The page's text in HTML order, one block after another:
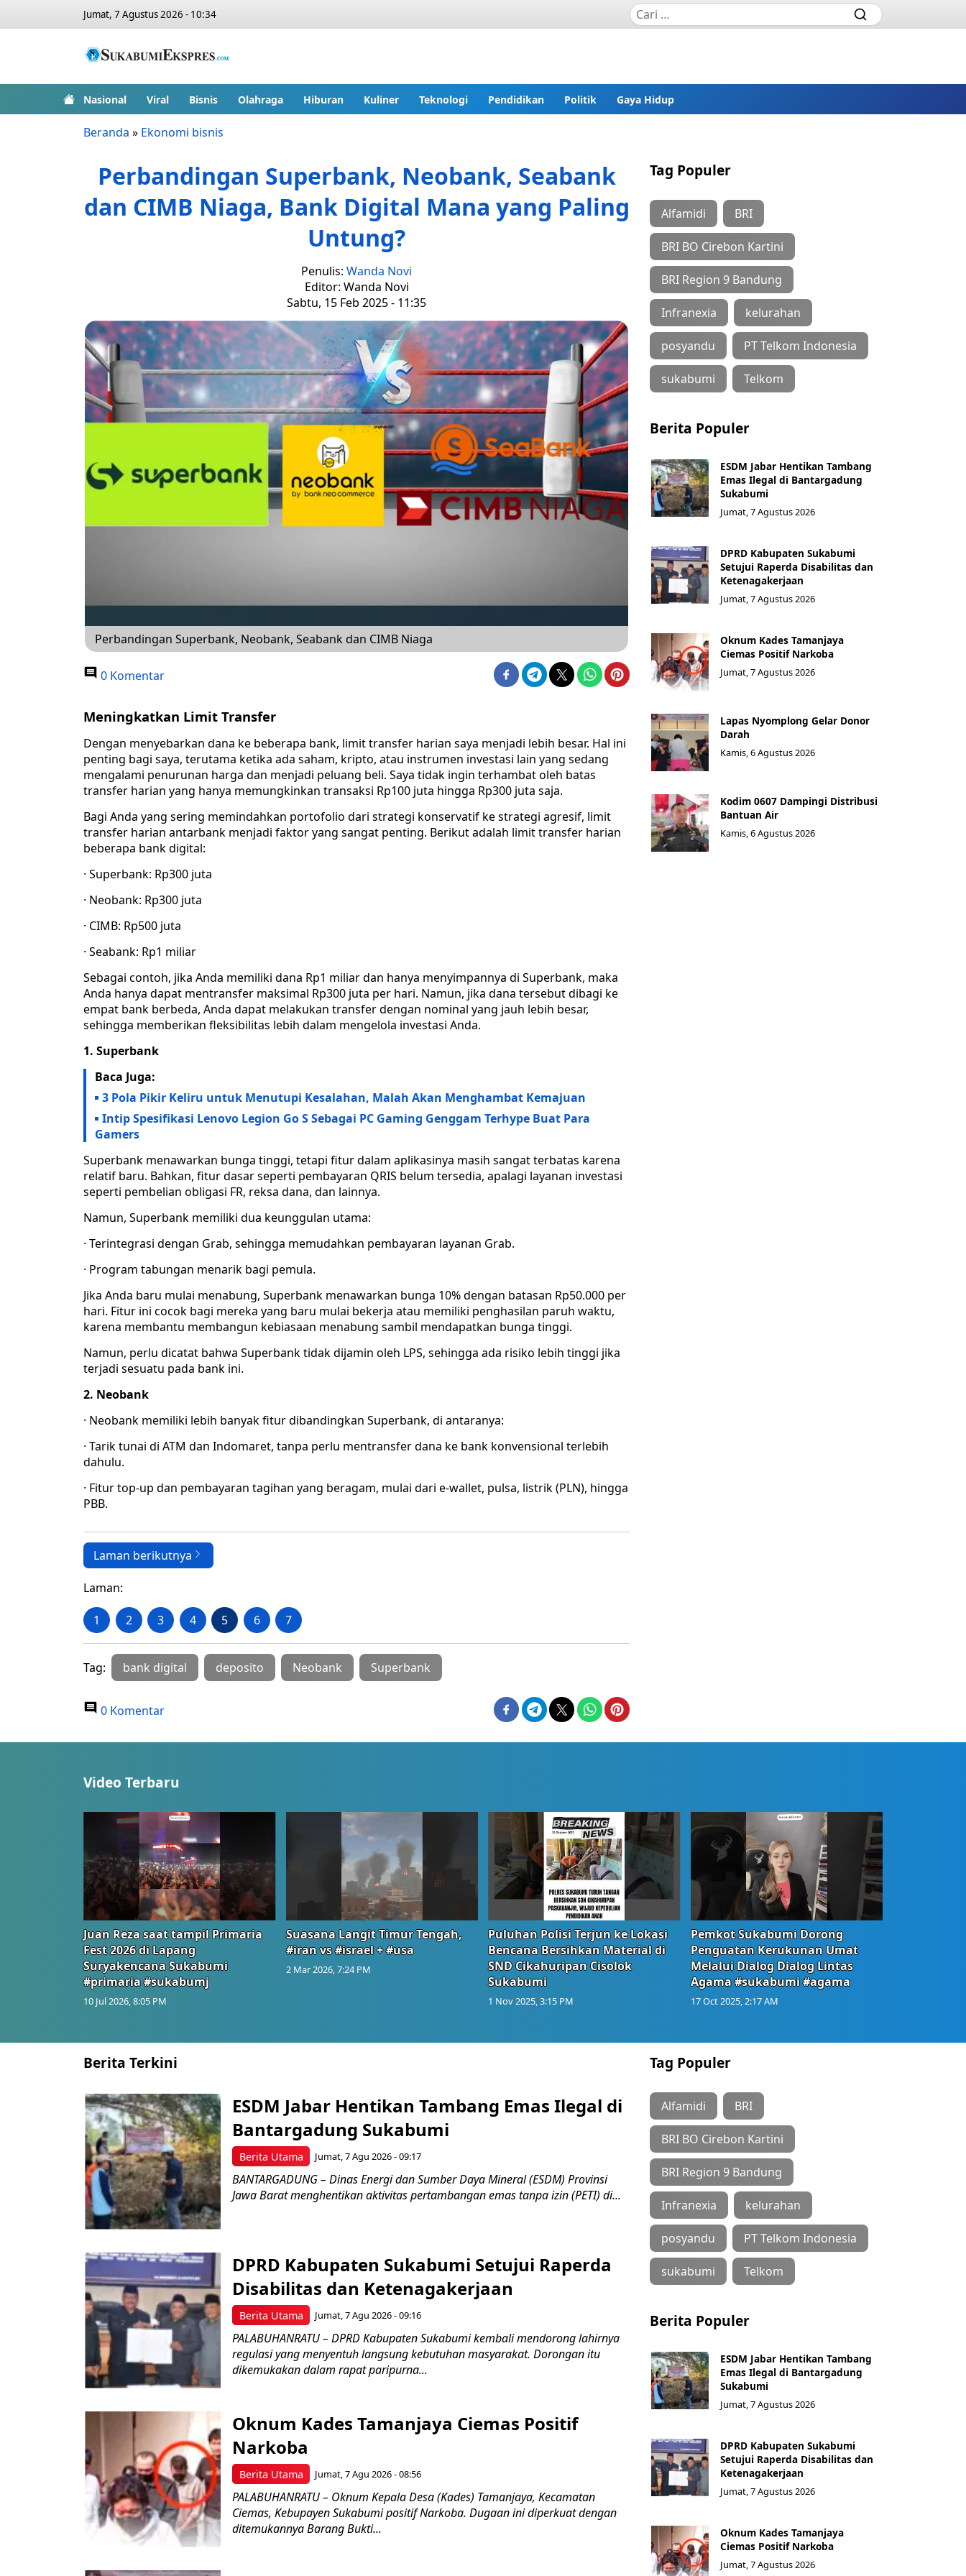
Jumat, 7 Agustus 2026 - 10:34
Nasional Viral Bisnis Olahraga Hiburan Kuliner Teknologi Pendidikan Politik Gaya Hidup
Beranda » Ekonomi bisnis
Perbandingan Superbank, Neobank, Seabank
dan CIMB Niaga, Bank Digital Mana yang Paling
Untung?
Penulis: Wanda Novi
Editor: Wanda Novi
Sabtu, 15 Feb 2025 - 11:35
Perbandingan Superbank, Neobank, Seabank dan CIMB Niaga
0 Komentar
Meningkatkan Limit Transfer
Dengan menyebarkan dana ke beberapa bank, limit transfer harian saya menjadi lebih besar. Hal ini
penting bagi saya, terutama ketika ada saham, kripto, atau instrumen investasi lain yang sedang
mengalami penurunan harga dan menjadi peluang beli. Saya tidak ingin terhambat oleh batas
transfer harian yang hanya memungkinkan transaksi Rp100 juta hingga Rp300 juta saja.
Bagi Anda yang sering memindahkan portofolio dari strategi konservatif ke strategi agresif, limit
transfer harian antarbank menjadi faktor yang sangat penting. Berikut adalah limit transfer harian
beberapa bank digital:
· Superbank: Rp300 juta
· Neobank: Rp300 juta
· CIMB: Rp500 juta
· Seabank: Rp1 miliar
Sebagai contoh, jika Anda memiliki dana Rp1 miliar dan hanya menyimpannya di Superbank, maka
Anda hanya dapat mentransfer maksimal Rp300 juta per hari. Namun, jika dana tersebut dibagi ke
empat bank berbeda, Anda dapat melakukan transfer dengan nominal yang jauh lebih besar,
sehingga memberikan fleksibilitas lebih dalam mengelola investasi Anda.
1. Superbank
Baca Juga:
3 Pola Pikir Keliru untuk Menutupi Kesalahan, Malah Akan Menghambat Kemajuan
Intip Spesifikasi Lenovo Legion Go S Sebagai PC Gaming Genggam Terhype Buat Para
Gamers
Superbank menawarkan bunga tinggi, tetapi fitur dalam aplikasinya masih sangat terbatas karena
relatif baru. Bahkan, fitur dasar seperti pembayaran QRIS belum tersedia, apalagi layanan investasi
seperti pembelian obligasi FR, reksa dana, dan lainnya.
Namun, Superbank memiliki dua keunggulan utama:
· Terintegrasi dengan Grab, sehingga memudahkan pembayaran layanan Grab.
· Program tabungan menarik bagi pemula.
Jika Anda baru mulai menabung, Superbank menawarkan bunga 10% dengan batasan Rp50.000 per
hari. Fitur ini cocok bagi mereka yang baru mulai bekerja atau memiliki penghasilan paruh waktu,
karena membantu membangun kebiasaan menabung sambil mendapatkan bunga tinggi.
Namun, perlu dicatat bahwa Superbank tidak dijamin oleh LPS, sehingga ada risiko lebih tinggi jika
terjadi sesuatu pada bank ini.
2. Neobank
· Neobank memiliki lebih banyak fitur dibandingkan Superbank, di antaranya:
· Tarik tunai di ATM dan Indomaret, tanpa perlu mentransfer dana ke bank konvensional terlebih
dahulu.
· Fitur top-up dan pembayaran tagihan yang beragam, mulai dari e-wallet, pulsa, listrik (PLN), hingga
PBB.
Laman berikutnya
Laman:
1 2 3 4 5 6 7
Tag: bank digital deposito Neobank Superbank
0 Komentar
Tag Populer
Alfamidi BRI
BRI BO Cirebon Kartini
BRI Region 9 Bandung
Infranexia kelurahan
posyandu PT Telkom Indonesia
sukabumi Telkom
Berita Populer
ESDM Jabar Hentikan Tambang
Emas Ilegal di Bantargadung
Sukabumi
Jumat, 7 Agustus 2026
DPRD Kabupaten Sukabumi
Setujui Raperda Disabilitas dan
Ketenagakerjaan
Jumat, 7 Agustus 2026
Oknum Kades Tamanjaya
Ciemas Positif Narkoba
Jumat, 7 Agustus 2026
Lapas Nyomplong Gelar Donor
Darah
Kamis, 6 Agustus 2026
Kodim 0607 Dampingi Distribusi
Bantuan Air
Kamis, 6 Agustus 2026
Video Terbaru
Juan Reza saat tampil Primaria
Fest 2026 di Lapang
Suryakencana Sukabumi
#primaria #sukabumj
10 Jul 2026, 8:05 PM
Suasana Langit Timur Tengah,
#iran vs #israel + #usa
2 Mar 2026, 7:24 PM
Puluhan Polisi Terjun ke Lokasi
Bencana Bersihkan Material di
SND Cikahuripan Cisolok
Sukabumi
1 Nov 2025, 3:15 PM
Pemkot Sukabumi Dorong
Penguatan Kerukunan Umat
Melalui Dialog Dialog Lintas
Agama #sukabumi #agama
17 Oct 2025, 2:17 AM
Berita Terkini
Berita Utama
ESDM Jabar Hentikan Tambang Emas Ilegal di
Bantargadung Sukabumi
Jumat, 7 Agu 2026 - 09:17
BANTARGADUNG – Dinas Energi dan Sumber Daya Mineral (ESDM) Provinsi
Jawa Barat menghentikan aktivitas pertambangan emas tanpa izin (PETI) di...
Berita Utama
DPRD Kabupaten Sukabumi Setujui Raperda
Disabilitas dan Ketenagakerjaan
Jumat, 7 Agu 2026 - 09:16
PALABUHANRATU – DPRD Kabupaten Sukabumi kembali mendorong lahirnya
regulasi yang menyentuh langsung kebutuhan masyarakat. Dorongan itu
dikemukakan dalam rapat paripurna...
Berita Utama
Oknum Kades Tamanjaya Ciemas Positif
Narkoba
Jumat, 7 Agu 2026 - 08:56
PALABUHANRATU – Oknum Kepala Desa (Kades) Tamanjaya, Kecamatan
Ciemas, Kebupayen Sukabumi positif Narkoba. Dugaan ini diperkuat dengan
ditemukannya Barang Bukti...
Tag Populer
Alfamidi BRI
BRI BO Cirebon Kartini
BRI Region 9 Bandung
Infranexia kelurahan
posyandu PT Telkom Indonesia
sukabumi Telkom
Berita Populer
ESDM Jabar Hentikan Tambang
Emas Ilegal di Bantargadung
Sukabumi
Jumat, 7 Agustus 2026
DPRD Kabupaten Sukabumi
Setujui Raperda Disabilitas dan
Ketenagakerjaan
Jumat, 7 Agustus 2026
Oknum Kades Tamanjaya
Ciemas Positif Narkoba
Jumat, 7 Agustus 2026